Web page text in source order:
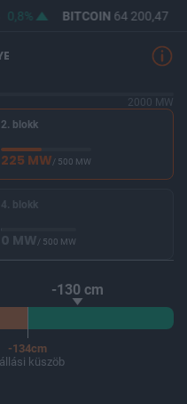
0,8% BITCOIN64 200,47
2000 MW
2. blokk
225 MW/ 500 MW
4. blokk
0 MW/ 500 MW
-130 cm
-134cm
küszöb